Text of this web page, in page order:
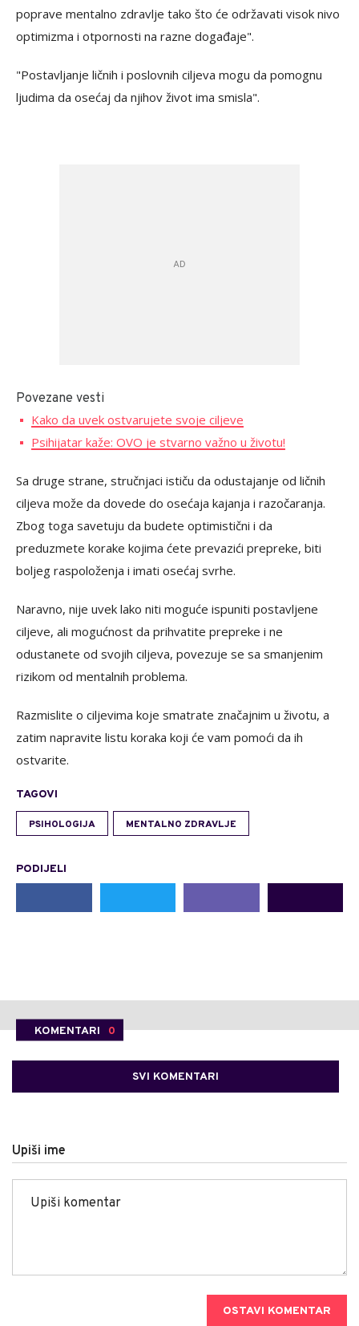
poprave mentalno zdravlje tako što će održavati visok nivo
optimizma i otpornosti na razne događaje".
"Postavljanje ličnih i poslovnih ciljeva mogu da pomognu
ljudima da osećaj da njihov život ima smisla".
Povezane vesti
Kako da uvek ostvarujete svoje ciljeve
Psihijatar kaže: OVO je stvarno važno u životu!
Sa druge strane, stručnjaci ističu da odustajanje od ličnih
ciljeva može da dovede do osećaja kajanja i razočaranja.
Zbog toga savetuju da budete optimistični i da
preduzmete korake kojima ćete prevazići prepreke, biti
boljeg raspoloženja i imati osećaj svrhe.
Naravno, nije uvek lako niti moguće ispuniti postavljene
ciljeve, ali mogućnost da prihvatite prepreke i ne
odustanete od svojih ciljeva, povezuje se sa smanjenim
rizikom od mentalnih problema.
Razmislite o ciljevima koje smatrate značajnim u životu, a
zatim napravite listu koraka koji će vam pomoći da ih
ostvarite.
TAGOVI
PSIHOLOGIJA MENTALNO ZDRAVLJE
PODIJELI
KOMENTARI 0
SVI KOMENTARI
Upiši ime
OSTAVI KOMENTAR